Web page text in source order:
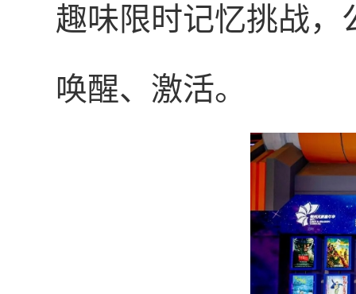
趣味限时记忆挑战
唤醒、激活。